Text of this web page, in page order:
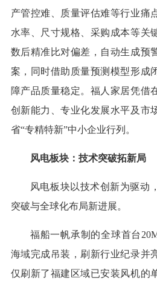
产管控难、质量评估难等行业痛
水率、尺寸规格、采购成本等关
数后精准比对偏差，自动生成预
案，同时借助质量预测模型形成
障产品质量稳定。福人家居凭借
创新能力、专业化发展水平及市
省“专精特新”中小企业行列。
风电板块：技术突破拓新局
风电板块以技术创新为驱动
突破与全球化布局新进展。
福船一帆承制的全球首台
海域完成吊装，刷新行业纪录并
仅刷新了福建区域已安装风机的